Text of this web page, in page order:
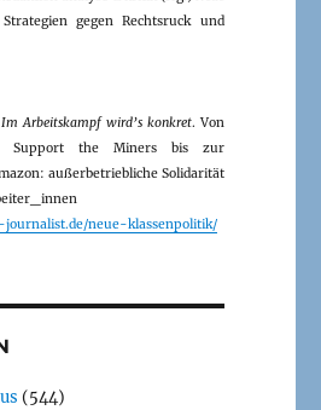
gegen Rechtsruck und
Im Arbeitskampf wird’s konkret. Von
Support the Miners bis zur
außerbetriebliche Solidarität
neue-klassenpolitik/
(544)